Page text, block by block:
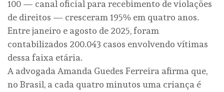
100 — canal oficial para recebimento de violações
de direitos — cresceram 195% em quatro anos.
Entre janeiro e agosto de 2025, foram
contabilizados 200.043 casos envolvendo vítimas
dessa faixa etária.
A advogada Amanda Guedes Ferreira afirma que,
no Brasil, a cada quatro minutos uma criança é